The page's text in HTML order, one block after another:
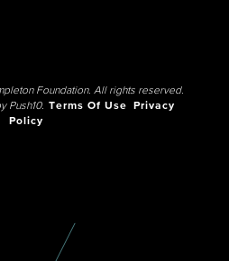
Foundation. All rights reserved.
Push10. Terms Of Use
Privacy
Policy